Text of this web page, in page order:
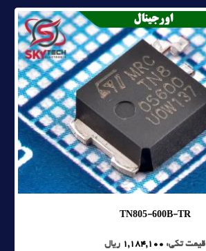
TN805-600B-TR
قیمت تکی: 1,184,100 ریال